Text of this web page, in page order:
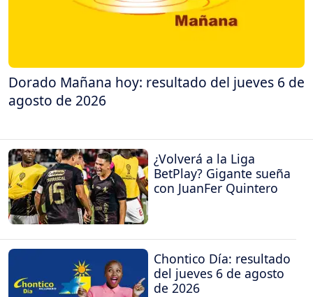
Dorado Mañana hoy: resultado del jueves 6 de
agosto de 2026
¿Volverá a la Liga
BetPlay? Gigante sueña
con JuanFer Quintero
Chontico Día: resultado
del jueves 6 de agosto
de 2026